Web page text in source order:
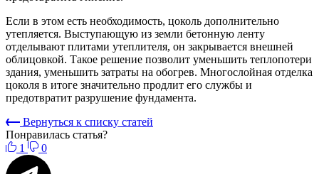
Если в этом есть необходимость, цоколь дополнительно
утепляется. Выступающую из земли бетонную ленту
отделывают плитами утеплителя, он закрывается внешней
облицовкой. Такое решение позволит уменьшить теплопотери
здания, уменьшить затраты на обогрев. Многослойная отделка
цоколя в итоге значительно продлит его службы и
предотвратит разрушение фундамента.
Вернуться к списку статей
Понравилась статья?
1
0